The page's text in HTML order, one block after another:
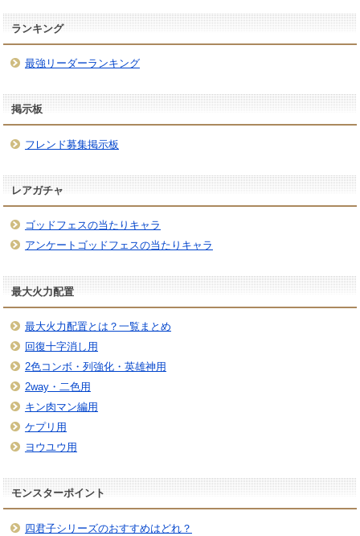
ランキング
最強リーダーランキング
掲示板
フレンド募集掲示板
レアガチャ
ゴッドフェスの当たりキャラ
アンケートゴッドフェスの当たりキャラ
最大火力配置
最大火力配置とは？一覧まとめ
回復十字消し用
2色コンボ・列強化・英雄神用
2way・二色用
キン肉マン編用
ケプリ用
ヨウユウ用
モンスターポイント
四君子シリーズのおすすめはどれ？